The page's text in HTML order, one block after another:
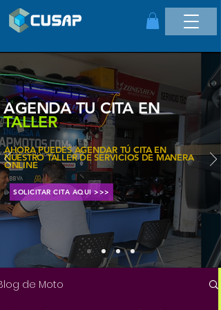
AGENDA TU CITA EN
TALLER
AHORA PUEDES AGENDAR TÚ CITA EN
NUESTRO TALLER DE SERVICIOS DE MANERA
ONLINE
SOLICITAR CITA AQUI >>>
de Moto